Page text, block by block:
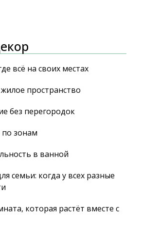
всё на своих местах
пространство
без перегородок
зонам
в ванной
семьи: когда у всех разные
которая растёт вместе с